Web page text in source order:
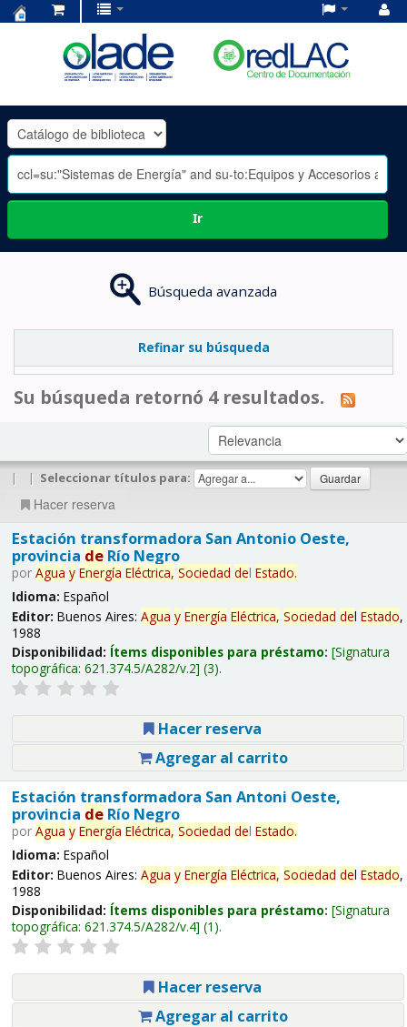
OLADE
-
Ir
Búsqueda avanzada
Refinar su búsqueda
Su búsqueda retornó 4 resultados.
| | Seleccionar títulos para:
Hacer reserva
Estación transformadora San Antonio Oeste,
provincia deRío Negro
por Agua y Energía Eléctrica, Sociedad del Estado.
Idioma: Español
Editor: Buenos Aires: Agua y Energía Eléctrica, Sociedad del Estado,
1988
Disponibilidad: Ítems disponibles para préstamo: Signatura
topográfica: 621.374.5/A282/v.2 (3).
Hacer reserva
Agregar al carrito
Estación transformadora San Antoni Oeste,
provincia deRío Negro
por Agua y Energía Eléctrica, Sociedad del Estado.
Idioma: Español
Editor: Buenos Aires: Agua y Energía Eléctrica, Sociedad del Estado,
1988
Disponibilidad: Ítems disponibles para préstamo: Signatura
topográfica: 621.374.5/A282/v.4 (1).
Hacer reserva
Agregar al carrito